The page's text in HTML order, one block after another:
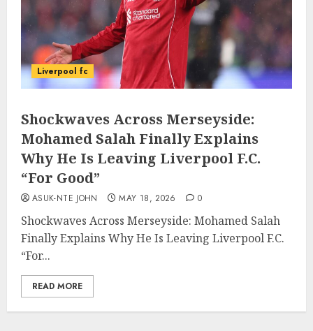
Liverpool fc
Shockwaves Across Merseyside:
Mohamed Salah Finally Explains
Why He Is Leaving Liverpool F.C.
“For Good”
ASUK-NTE JOHN MAY 18, 2026 0
Shockwaves Across Merseyside: Mohamed Salah
Finally Explains Why He Is Leaving Liverpool F.C.
“For...
READ MORE